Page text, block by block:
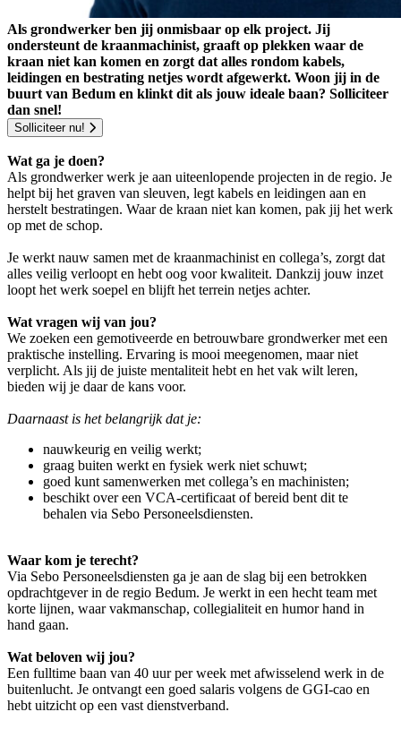
Als grondwerker ben jij onmisbaar op elk project. Jij
ondersteunt de kraanmachinist, graaft op plekken waar de
kraan niet kan komen en zorgt dat alles rondom kabels,
leidingen en bestrating netjes wordt afgewerkt. Woon jij in de
buurt van Bedum en klinkt dit als jouw ideale baan? Solliciteer
dan snel!
Solliciteer nu!
Wat ga je doen?
Als grondwerker werk je aan uiteenlopende projecten in de regio. Je
helpt bij het graven van sleuven, legt kabels en leidingen aan en
herstelt bestratingen. Waar de kraan niet kan komen, pak jij het werk
op met de schop.
Je werkt nauw samen met de kraanmachinist en collega’s, zorgt dat
alles veilig verloopt en hebt oog voor kwaliteit. Dankzij jouw inzet
loopt het werk soepel en blijft het terrein netjes achter.
Wat vragen wij van jou?
We zoeken een gemotiveerde en betrouwbare grondwerker met een
praktische instelling. Ervaring is mooi meegenomen, maar niet
verplicht. Als jij de juiste mentaliteit hebt en het vak wilt leren,
bieden wij je daar de kans voor.
Daarnaast is het belangrijk dat je:
nauwkeurig en veilig werkt;
graag buiten werkt en fysiek werk niet schuwt;
goed kunt samenwerken met collega’s en machinisten;
beschikt over een VCA-certificaat of bereid bent dit te
behalen via Sebo Personeelsdiensten.
Waar kom je terecht?
Via Sebo Personeelsdiensten ga je aan de slag bij een betrokken
opdrachtgever in de regio Bedum. Je werkt in een hecht team met
korte lijnen, waar vakmanschap, collegialiteit en humor hand in
hand gaan.
Wat beloven wij jou?
Een fulltime baan van 40 uur per week met afwisselend werk in de
buitenlucht. Je ontvangt een goed salaris volgens de GGI-cao en
hebt uitzicht op een vast dienstverband.